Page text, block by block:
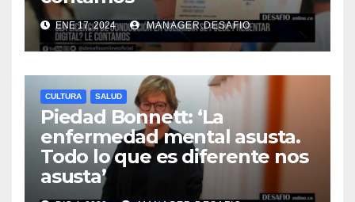
ENE 17, 2024 MANAGER.DESAFIO
CULTURA SALUD
Piedad Bonnett: ‘La
enfermedad mental asusta.
Todo lo que es diferente nos
asusta’